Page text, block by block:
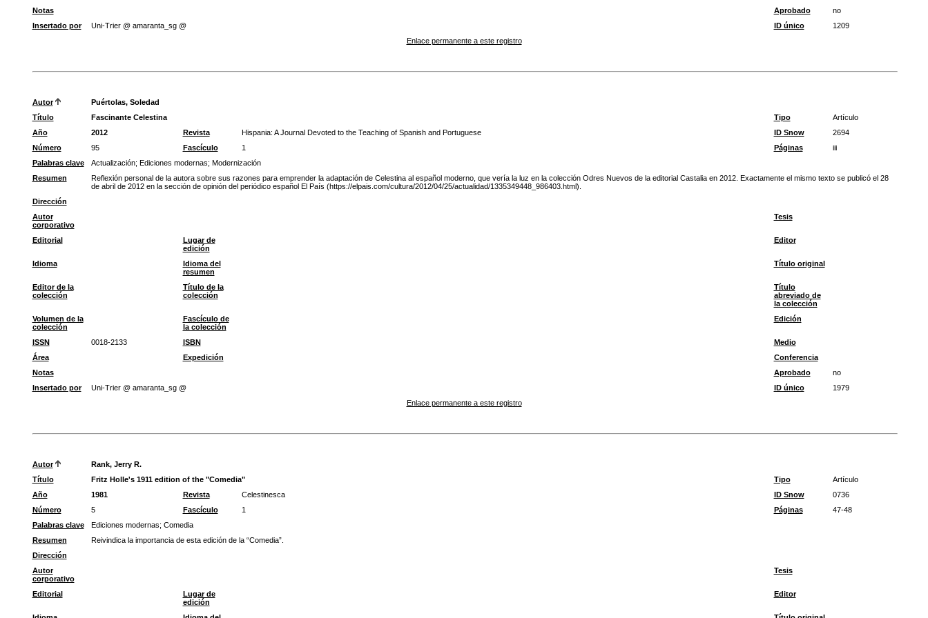
Notas
Aprobado
no
Insertado por
Uni-Trier @ amaranta_sg @ ID único
1209
Enlace permanente a este registro
Autor
Puértolas, Soledad
Título
Fascinante Celestina Tipo
Artículo
Año
2012 Revista Hispania: A Journal Devoted to the Teaching of Spanish and Portuguese ID Snow
2694
Número
95 Fascículo 1 Páginas
iii
Palabras clave
Actualización; Ediciones modernas; Modernización
Resumen
Reflexión personal de la autora sobre sus razones para emprender la adaptación de Celestina al español moderno, que vería la luz en la colección Odres Nuevos de la editorial Castalia en 2012. Exactamente el mismo texto se publicó el 28
de abril de 2012 en la sección de opinión del periódico español El País (https://elpais.com/cultura/2012/04/25/actualidad/1335349448_986403.html).
Dirección
Autor
corporativo
Tesis
Editorial
Lugar de
edición
Editor
Idioma
Idioma del
resumen
Título original
Editor de la
colección
Título de la
colección
Título
abreviado de
la colección
Volumen de la
colección
Fascículo de
la colección
Edición
ISSN 0018-2133 ISBN
Medio
Área
Expedición
Conferencia
Notas
Aprobado
no
Insertado por
Uni-Trier @ amaranta_sg @ ID único
1979
Enlace permanente a este registro
Autor
Rank, Jerry R.
Título
Fritz Holle's 1911 edition of the "Comedia" Tipo
Artículo
Año
1981 Revista Celestinesca ID Snow
0736
Número
5 Fascículo 1 Páginas
47-48
Palabras clave
Ediciones modernas; Comedia
Resumen
Reivindica la importancia de esta edición de la “Comedia”.
Dirección
Autor
corporativo
Tesis
Editorial
Lugar de
edición
Editor